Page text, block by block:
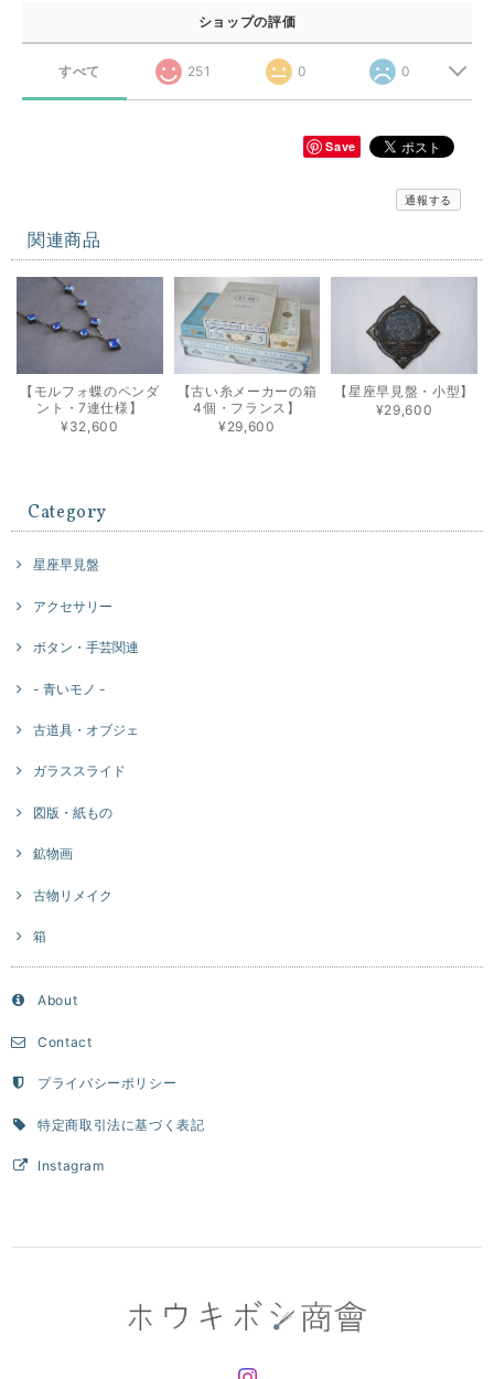
ショップの評価
すべて 251 0 0
Save
通報する
関連商品
【モルフォ蝶のペンダ
ント・7連仕様】
¥32,600
【古い糸メーカーの箱
4個・フランス】
¥29,600
【星座早見盤・小型】
¥29,600
Category
星座早見盤
アクセサリー
ボタン・手芸関連
- 青いモノ -
古道具・オブジェ
ガラススライド
図版・紙もの
鉱物画
古物リメイク
箱
About
Contact
プライバシーポリシー
特定商取引法に基づく表記
Instagram